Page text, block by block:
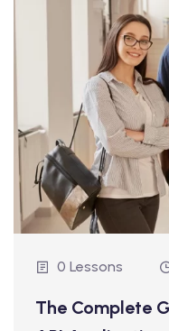
0 Lessons
The Complete